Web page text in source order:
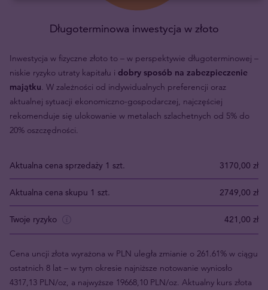
Długoterminowa inwestycja w złoto
Inwestycja w fizyczne złoto to – w perspektywie długoterminowej –
niskie ryzyko utraty kapitału i dobry sposób na zabezpieczenie
majątku. W zależności od indywidualnych preferencji oraz
aktualnej sytuacji ekonomiczno-gospodarczej, najczęściej
rekomenduje się ulokowanie w metalach szlachetnych od 5% do
20% oszczędności.
Aktualna cena sprzedaży 1 szt. 3170,00 zł
Aktualna cena skupu 1 szt. 2749,00 zł
Twoje ryzyko 421,00 zł
Cena uncji złota wyrażona w PLN uległa zmianie o 261.61% w ciągu
ostatnich 8 lat – w tym okresie najniższe notowanie wyniosło
4317,13 PLN/oz, a najwyższe 19668,10 PLN/oz. Aktualny kurs złota